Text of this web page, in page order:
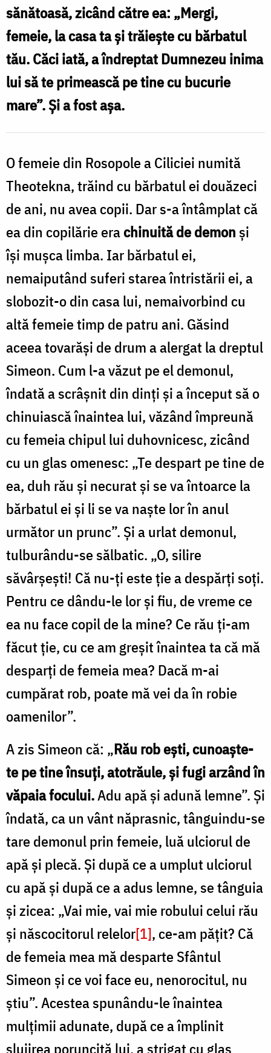
prunci
/
Foto:
Oana
Nechifor
sănătoasă, zicând către ea: „Mergi,
femeie, la casa ta și trăiește cu bărbatul
tău. Căci iată, a îndreptat Dumnezeu inima
lui să te primească pe tine cu bucurie
mare”. Și a fost așa.
O femeie din Rosopole a Ciliciei numită
Theotekna, trăind cu bărbatul ei douăzeci
de ani, nu avea copii. Dar s-a întâmplat că
ea din copilărie erachinuită de demonși
își mușca limba. Iar bărbatul ei,
nemaiputând suferi starea întristării ei, a
slobozit-o din casa lui, nemaivorbind cu
altă femeie timp de patru ani. Găsind
aceea tovarăși de drum a alergat la dreptul
Simeon. Cum l-a văzut pe el demonul,
îndată a scrâșnit din dinți și a început să o
chinuiască înaintea lui, văzând împreună
cu femeia chipul lui duhovnicesc, zicând
cu un glas omenesc: „Te despart pe tine de
ea, duh rău și necurat și se va întoarce la
bărbatul ei și li se va naște lor în anul
următor un prunc”. Și a urlat demonul,
tulburându-se sălbatic. „O, silire
săvârșești! Că nu-ți este ție a despărți soți.
Pentru ce dându-le lor și fiu, de vreme ce
ea nu face copil de la mine? Ce rău ți-am
făcut ție, cu ce am greșit înaintea ta că mă
desparți de femeia mea? Dacă m-ai
cumpărat rob, poate mă vei da în robie
oamenilor”.
A zis Simeon că: „Rău rob ești, cunoaște-
te pe tine însuți, atotrăule, și fugi arzând în
văpaia focului.Adu apă și adună lemne”. Și
îndată, ca un vânt năprasnic, tânguindu-se
tare demonul prin femeie, luă ulciorul de
apă și plecă. Și după ce a umplut ulciorul
cu apă și după ce a adus lemne, se tânguia
și zicea: „Vai mie, vai mie robului celui rău
și născocitorul relelor[1], ce-am pățit? Că
de femeia mea mă desparte Sfântul
Simeon și ce voi face eu, nenorocitul, nu
știu”. Acestea spunându-le înaintea
mulțimii adunate, după ce a împlinit
slujirea poruncită lui, a strigat cu glas